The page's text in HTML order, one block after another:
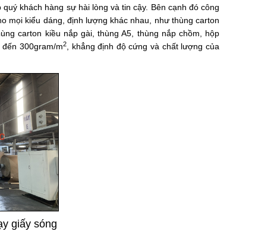
khách hàng sự hài lòng và tin cậy. Bên cạnh đó công
mọi kiểu dáng, định lượng khác nhau, như thùng carton
carton kiều nắp gài, thùng A5, thùng nắp chồm, hộp
300gram/m2, khẳng định độ cứng và chất lượng của
giấy sóng